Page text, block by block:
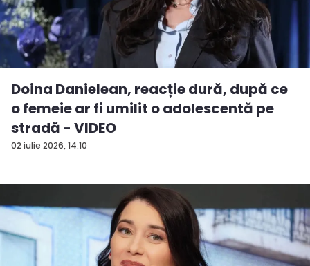
02 iulie 2026, 14:10
Doina Danielean, reacție dură, după ce
o femeie ar fi umilit o adolescentă pe
stradă - VIDEO